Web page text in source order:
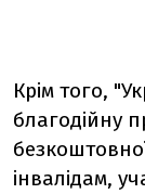
Крім того,
благодійну
інвалідам,